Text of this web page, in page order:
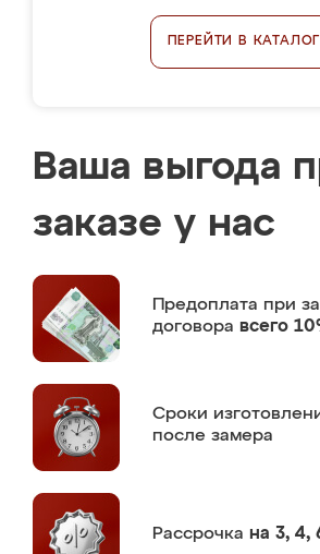
ПЕРЕЙТИ В КАТАЛОГ
Ваша выгода
заказе у нас
Предоплата при
договора всего
Сроки
после замера
Рассрочка на 3, 4,